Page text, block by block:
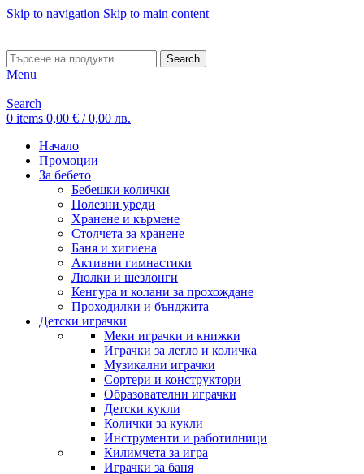
Skip to navigation Skip to main content
Search
Menu
Search
0 items 0,00 € / 0,00 лв.
Начало
Промоции
За бебето
Бебешки колички
Полезни уреди
Хранене и кърмене
Столчета за хранене
Баня и хигиена
Активни гимнастики
Люлки и шезлонги
Кенгура и колани за прохождане
Проходилки и бънджита
Детски играчки
Меки играчки и книжки
Играчки за легло и количка
Музикални играчки
Сортери и конструктори
Образователни играчки
Детски кукли
Колички за кукли
Инструменти и работилници
Килимчета за игра
Играчки за баня